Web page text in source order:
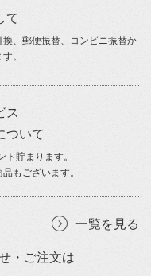
て
換、郵便振替、コンビニ振替か
。
ス
ついて
ト貯まります。
もございます。
一覧を見る
・ご注文は